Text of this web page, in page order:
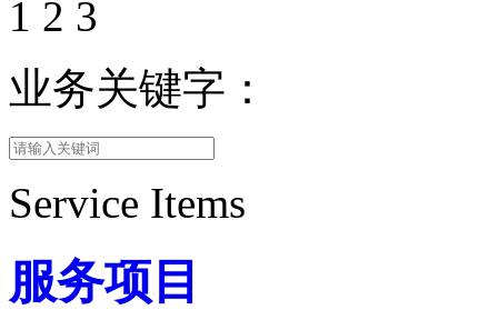
1 2 3
业务关键字：
Service Items
服务项目